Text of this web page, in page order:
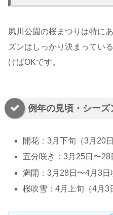
夙川公園の桜まつりは特に
ズンはしっかり決まってい
けばOKです。
例年の見頃・シーズ
開花：3月下旬（3月20
五分咲き：3月25日〜28
満開：3月28日〜4月3日
桜吹雪：4月上旬（4月3